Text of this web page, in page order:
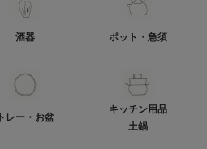
酒器 ポット・急須
トレー・お盆
キッチン用品
土鍋